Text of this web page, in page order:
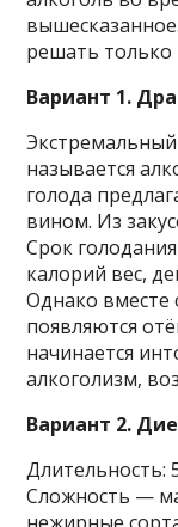
решать
Вариант 1.
называется
голода
вином. Из
Срок
калорий вес,
Однако вместе
появляются
начинается
алкоголизм,
Вариант 2.
Длительность:
Сложность —